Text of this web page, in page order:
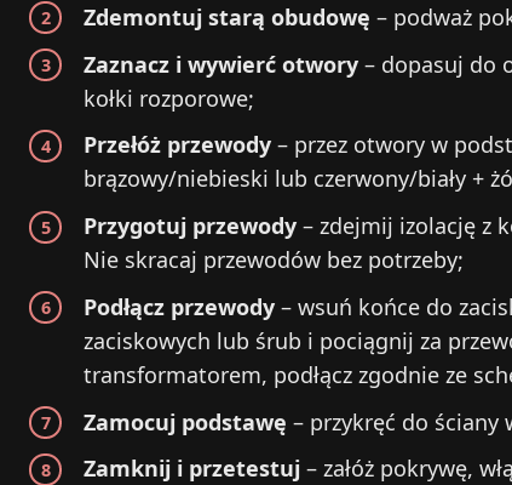
Zdemontuj starą obudowę – podważ
Zaznacz i wywierć otwory – dopasuj do
kołki rozporowe;
Przełóż przewody – przez otwory w
brązowy/niebieski lub czerwony/biały +
Przygotuj przewody – zdejmij izolację z
Nie skracaj przewodów bez potrzeby;
Podłącz przewody – wsuń końce do
zaciskowych lub śrub i pociągnij za
transformatorem, podłącz zgodnie ze
Zamocuj podstawę – przykręć do
Zamknij i przetestuj – załóż pokrywę,